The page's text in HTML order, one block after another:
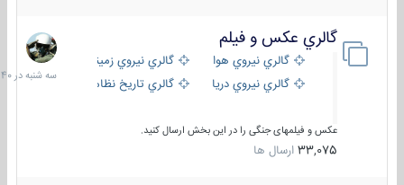
گالري عكس و فيلم
گالري نيروي هوايي
گالري نيروي زميني
گالري نيروي دريايي
گالري تاریخ نظامی
عکس و فیلمهای جنگی را در این بخش ارسال کنید.
33,075 ارسال ها
سه
شنبه
در